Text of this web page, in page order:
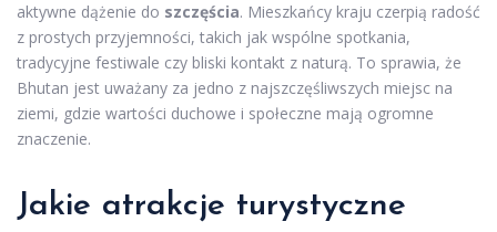
aktywne dążenie do szczęścia. Mieszkańcy kraju czerpią radość
z prostych przyjemności, takich jak wspólne spotkania,
tradycyjne festiwale czy bliski kontakt z naturą. To sprawia, że
Bhutan jest uważany za jedno z najszczęśliwszych miejsc na
ziemi, gdzie wartości duchowe i społeczne mają ogromne
znaczenie.
Jakie atrakcje turystyczne